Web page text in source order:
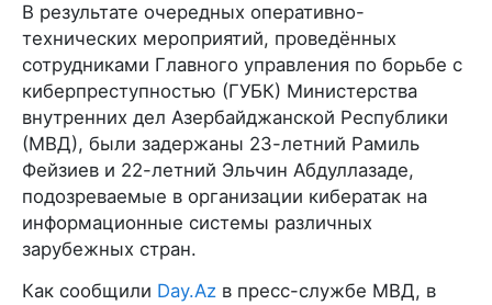
В результате очередных оперативно-
технических мероприятий, проведённых
сотрудниками Главного управления по борьбе с
киберпреступностью (ГУБК) Министерства
внутренних дел Азербайджанской Республики
(МВД), были задержаны 23-летний Рамиль
Фейзиев и 22-летний Эльчин Абдуллазаде,
подозреваемые в организации кибератак на
информационные системы различных
зарубежных стран.
Как сообщили Day.Az в пресс-службе МВД, в